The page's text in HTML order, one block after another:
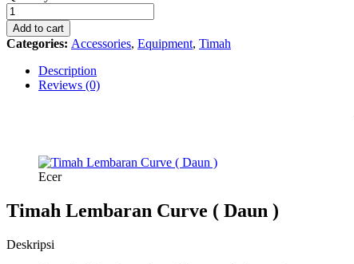
Lembaran
Curve
(
Daun
quantity
Add to cart
Categories: Accessories, Equipment, Timah
Description
Reviews (0)
Ecer
Timah Lembaran Curve ( Daun )
Deskripsi